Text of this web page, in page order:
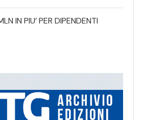
IN PIU’ PER DIPENDENTI